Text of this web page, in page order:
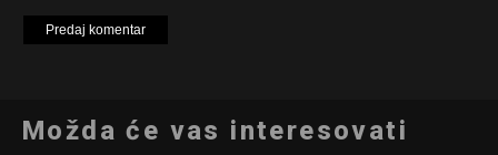
Možda će vas interesovati